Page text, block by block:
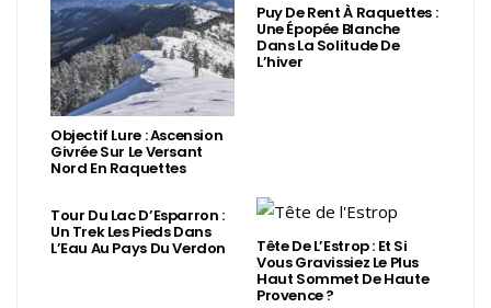
Objectif Lure : Ascension
Givrée Sur Le Versant
Nord En Raquettes
Puy De Rent À Raquettes :
Une Épopée Blanche
Dans La Solitude De
L’hiver
Tour Du Lac D’Esparron :
Un Trek Les Pieds Dans
L’Eau Au Pays Du Verdon Tête De L’Estrop : Et Si
Vous Gravissiez Le Plus
Haut Sommet De Haute
Provence ?